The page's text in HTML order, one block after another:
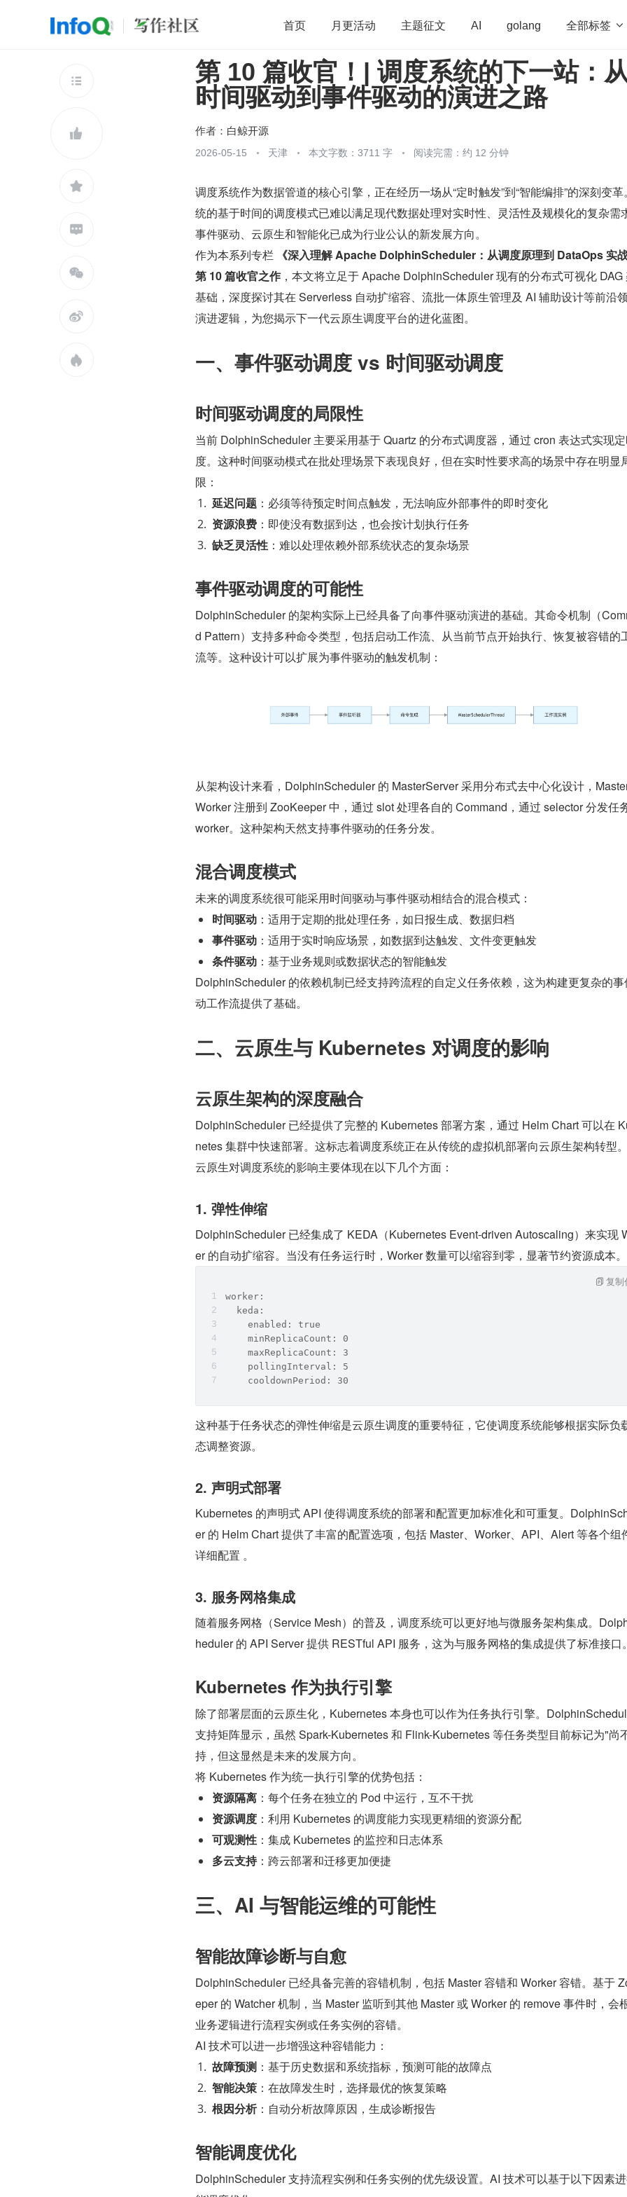
首页 月更活动 主题征文 AI golang 全部标签 
开源 架构 OpenHarmony 算法 学习方法 Web3.0 高
团队管理 程序员 运维 深度思考 低代码
查看更多







第 10 篇收官！| 调度系统的下一站：
时间驱动到事件驱动的演进之路
作者： 白鲸开源
2026-05-15 天津 本文字数：3711 字 阅读完需：约 12 分钟
调度系统作为数据管道的核心引擎，正在经历一场从“定时触发”到“智能编排”的深刻变
统的基于时间的调度模式已难以满足现代数据处理对实时性、灵活性及规模化的复杂需
事件驱动、云原生和智能化已成为行业公认的新发展方向。
作为本系列专栏
《深入理解 Apache DolphinScheduler：从调度原理到 DataOps 实
第 10 篇收官之作 ，本文将立足于 Apache DolphinScheduler 现有的分布式可视化 DAG
基础，深度探讨其在 Serverless 自动扩缩容、流批一体原生管理及 AI 辅助设计等前沿
演进逻辑，为您揭示下一代云原生调度平台的进化蓝图。
一、事件驱动调度 vs 时间驱动调度
时间驱动调度的局限性
当前 DolphinScheduler 主要采用基于 Quartz 的分布式调度器，通过 cron 表达式实现
度。这种时间驱动模式在批处理场景下表现良好，但在实时性要求高的场景中存在明显
限：
延迟问题 ：必须等待预定时间点触发，无法响应外部事件的即时变化
资源浪费 ：即使没有数据到达，也会按计划执行任务
缺乏灵活性 ：难以处理依赖外部系统状态的复杂场景
事件驱动调度的可能性
DolphinScheduler 的架构实际上已经具备了向事件驱动演进的基础。其命令机制（
d Pattern）支持多种命令类型，包括启动工作流、从当前节点开始执行、恢复被容错的
流等。这种设计可以扩展为事件驱动的触发机制：
从架构设计来看，DolphinScheduler 的 MasterServer 采用分布式去中心化设计，
Worker 注册到 ZooKeeper 中，通过 slot 处理各自的 Command，通过 selector 分发任
worker。这种架构天然支持事件驱动的任务分发。
混合调度模式
未来的调度系统很可能采用时间驱动与事件驱动相结合的混合模式：
时间驱动 ：适用于定期的批处理任务，如日报生成、数据归档
事件驱动 ：适用于实时响应场景，如数据到达触发、文件变更触发
条件驱动 ：基于业务规则或数据状态的智能触发
DolphinScheduler 的依赖机制已经支持跨流程的自定义任务依赖，这为构建更复杂的
动工作流提供了基础。
二、云原生与 Kubernetes 对调度的影响
云原生架构的深度融合
DolphinScheduler 已经提供了完整的 Kubernetes 部署方案，通过 Helm Chart 可以在
netes 集群中快速部署。这标志着调度系统正在从传统的虚拟机部署向云原生架构转型。
云原生对调度系统的影响主要体现在以下几个方面：
1. 弹性伸缩
DolphinScheduler 已经集成了 KEDA（Kubernetes Event-driven Autoscaling）来实现
er 的自动扩缩容。当没有任务运行时，Worker 数量可以缩容到零，显著节约资源成本。
worker:
  keda:
    enabled: true
    minReplicaCount: 0
    maxReplicaCount: 3
    pollingInterval: 5
    cooldownPeriod: 30
复制
这种基于任务状态的弹性伸缩是云原生调度的重要特征，它使调度系统能够根据实际负
态调整资源。
2. 声明式部署
Kubernetes 的声明式 API 使得调度系统的部署和配置更加标准化和可重复。
er 的 Helm Chart 提供了丰富的配置选项，包括 Master、Worker、API、Alert 等各个组
详细配置 。
3. 服务网格集成
随着服务网格（Service Mesh）的普及，调度系统可以更好地与微服务架构集成。
heduler 的 API Server 提供 RESTful API 服务，这为与服务网格的集成提供了标准接口。
Kubernetes 作为执行引擎
除了部署层面的云原生化，Kubernetes 本身也可以作为任务执行引擎。
支持矩阵显示，虽然 Spark-Kubernetes 和 Flink-Kubernetes 等任务类型目前标记为"尚
持，但这显然是未来的发展方向。
将 Kubernetes 作为统一执行引擎的优势包括：
资源隔离 ：每个任务在独立的 Pod 中运行，互不干扰
资源调度 ：利用 Kubernetes 的调度能力实现更精细的资源分配
可观测性 ：集成 Kubernetes 的监控和日志体系
多云支持：跨云部署和迁移更加便捷
三、AI 与智能运维的可能性
智能故障诊断与自愈
DolphinScheduler 已经具备完善的容错机制，包括 Master 容错和 Worker 容错。基于
eper 的 Watcher 机制，当 Master 监听到其他 Master 或 Worker 的 remove 事件时，会
业务逻辑进行流程实例或任务实例的容错。
AI 技术可以进一步增强这种容错能力：
故障预测 ：基于历史数据和系统指标，预测可能的故障点
智能决策 ：在故障发生时，选择最优的恢复策略
根因分析：自动分析故障原因，生成诊断报告
智能调度优化
DolphinScheduler 支持流程实例和任务实例的优先级设置。AI 技术可以基于以下因素